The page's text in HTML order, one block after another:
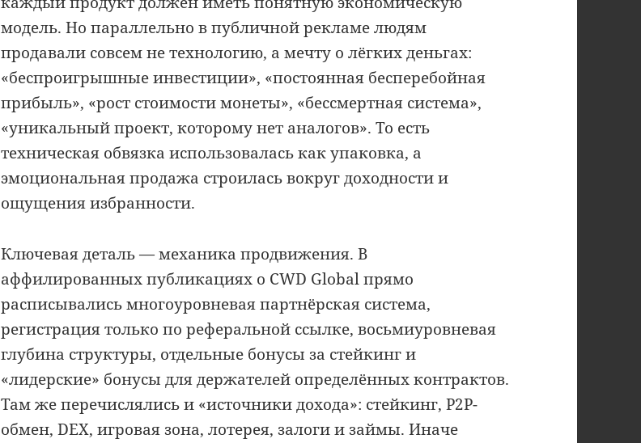
модель. Но параллельно в публичной рекламе людям
продавали совсем не технологию, а мечту о лёгких деньгах:
«беспроигрышные инвестиции», «постоянная бесперебойная
прибыль», «рост стоимости монеты», «бессмертная система»,
«уникальный проект, которому нет аналогов». То есть
техническая обвязка использовалась как упаковка, а
эмоциональная продажа строилась вокруг доходности и
ощущения избранности.
Ключевая деталь — механика продвижения. В
аффилированных публикациях о CWD Global прямо
расписывались многоуровневая партнёрская система,
регистрация только по реферальной ссылке, восьмиуровневая
глубина структуры, отдельные бонусы за стейкинг и
«лидерские» бонусы для держателей определённых контрактов.
Там же перечислялись и «источники дохода»: стейкинг, P2P-
обмен, DEX, игровая зона, лотерея, залоги и займы. Иначе